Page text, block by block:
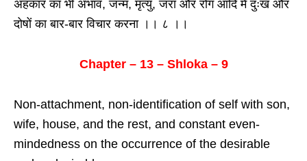
अहंकार का भी अभाव, जन्म, मृत्यु, जरा और रोग आदि में दुःख और
दोषों का बार-बार विचार करना ।। ८ ।।
Chapter – 13 – Shloka – 9
Non-attachment, non-identification of self with son,
wife, house, and the rest, and constant even-
mindedness on the occurrence of the desirable